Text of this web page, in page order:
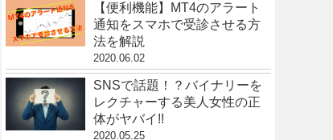
【便利機能】MT4のアラート
通知をスマホで受診させる方
法を解説
2020.06.02
SNSで話題！？バイナリーを
レクチャーする美人女性の正
体がヤバイ!!
2020.05.25